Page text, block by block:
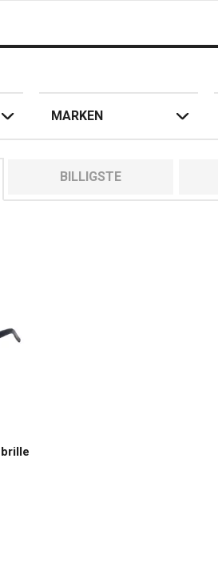
MARKEN
BILLIGSTE